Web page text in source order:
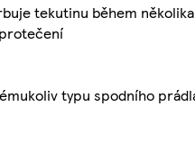
tekutinu během
typu spodního